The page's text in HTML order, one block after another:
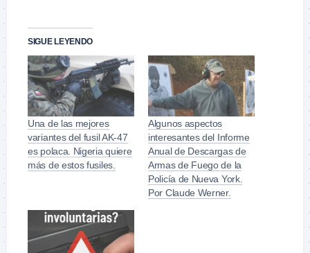
SIGUE LEYENDO
Una de las mejores
variantes del fusil AK-47
es polaca. Nigeria quiere
más de estos fusiles.
Algunos aspectos
interesantes del Informe
Anual de Descargas de
Armas de Fuego de la
Policía de Nueva York.
Por Claude Werner.